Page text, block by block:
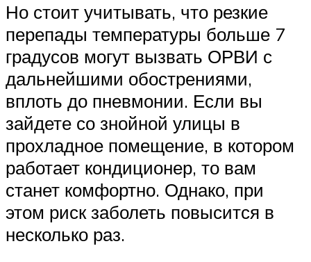
Но стоит учитывать, что резкие
перепады температуры больше 7
градусов могут вызвать ОРВИ с
дальнейшими обострениями,
вплоть до пневмонии. Если вы
зайдете со знойной улицы в
прохладное помещение, в котором
работает кондиционер, то вам
станет комфортно. Однако, при
этом риск заболеть повысится в
несколько раз.